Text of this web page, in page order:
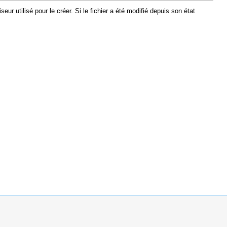
utilisé pour le créer. Si le fichier a été modifié depuis son état